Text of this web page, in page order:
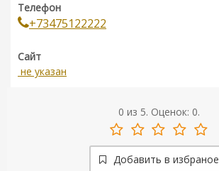
Телефон
+73475122222
Сайт
не указан
0 из 5. Оценок: 0.
Добавить в избраное